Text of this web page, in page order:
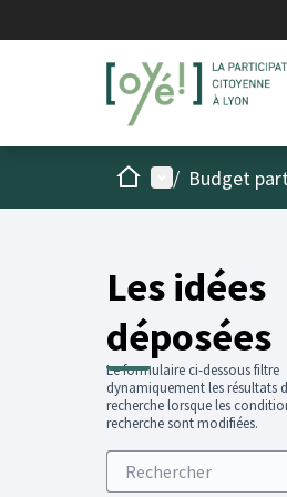
AccueilMenu principal
/ Budget
Les idées
déposées
Le formulaire ci-dessous filtre
dynamiquement les résultats
recherche lorsque les
recherche sont modifiées.